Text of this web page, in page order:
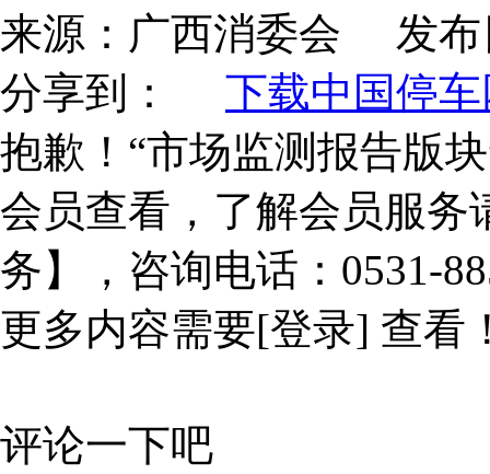
来源： 广西消委会 发布
分享到：
下载中国停车
抱歉！“市场监测报告版
会员查看，了解会员服务
务】，咨询电话：0531-
更多内容需要[登录] 查看
评论一下吧